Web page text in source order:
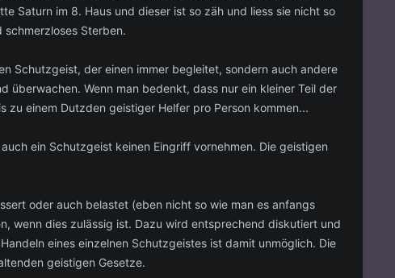
Saturn im 8. Haus und dieser ist so zäh und liess sie nicht so
Sterben.
Schutzgeist, der einen immer begleitet, sondern auch andere
Wenn man bedenkt, dass nur ein kleiner Teil der
einem Dutzden geistiger Helfer pro Person kommen...
ein Schutzgeist keinen Eingriff vornehmen. Die geistigen
oder auch belastet (eben nicht so wie man es anfangs
wenn dies zulässig ist. Dazu wird entsprechend diskutiert und
eines einzelnen Schutzgeistes ist damit unmöglich. Die
geistigen Gesetze.